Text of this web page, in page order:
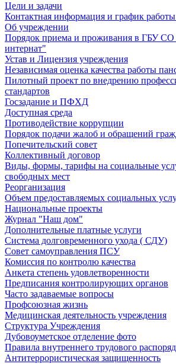
Цели и задачи
Контактная информация и график работы
Об учреждении
Порядок приема и проживания в ГБУ СО
интернат"
Устав и Лицензия учреждения
Независимая оценка качества работы
Пилотный проект по внедрению
стандартов
Госзадание и ПФХД
Доступная среда
Противодействие коррупции
Порядок подачи жалоб и обращений
Попечительский совет
Коллективный договор
Виды, формы, тарифы на социальные
свободных мест
Реорганизация
Объем предоставляемых социальных
Национальные проекты
Журнал "Наш дом"
Дополнительные платные услуги
Система долговременного ухода ( СДУ)
Совет самоуправления ПСУ
Комиссия по контролю качества
Анкета степень удовлетворенности
Предписания контролирующих органов
Часто задаваемые вопросы
Профсоюзная жизнь
Медицинская деятельность учреждения
Структура Учреждения
Дубовоуметское отделение фото
Правила внутреннего трудового
Антитеррористическая защищенность